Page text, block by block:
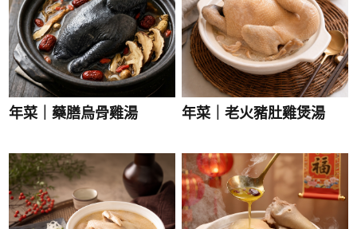
年菜｜藥膳烏骨雞湯 年菜｜老火豬肚雞煲湯